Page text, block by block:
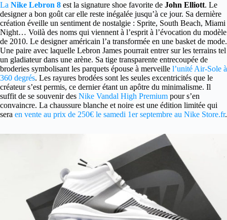
La Nike Lebron 8 est la signature shoe favorite de John Elliott. Le
designer a bon goût car elle reste inégalée jusqu’à ce jour. Sa dernière
création éveille un sentiment de nostalgie : Sprite, South Beach, Miami
Night… Voilà des noms qui viennent à l’esprit à l’évocation du modèle
de 2010. Le designer américain l’a transformée en une basket de mode.
Une paire avec laquelle Lebron James pourrait entrer sur les terrains tel
un gladiateur dans une arène. Sa tige transparente entrecoupée de
broderies symbolisant les parquets épouse à merveille l’unité Air-Sole à
360 degrés. Les rayures brodées sont les seules excentricités que le
créateur s’est permis, ce dernier étant un apôtre du minimalisme. Il
suffit de se souvenir des Nike Vandal High Premium pour s’en
convaincre. La chaussure blanche et noire est une édition limitée qui
sera en vente au prix de 250€ le samedi 1er septembre au Nike Store.fr.